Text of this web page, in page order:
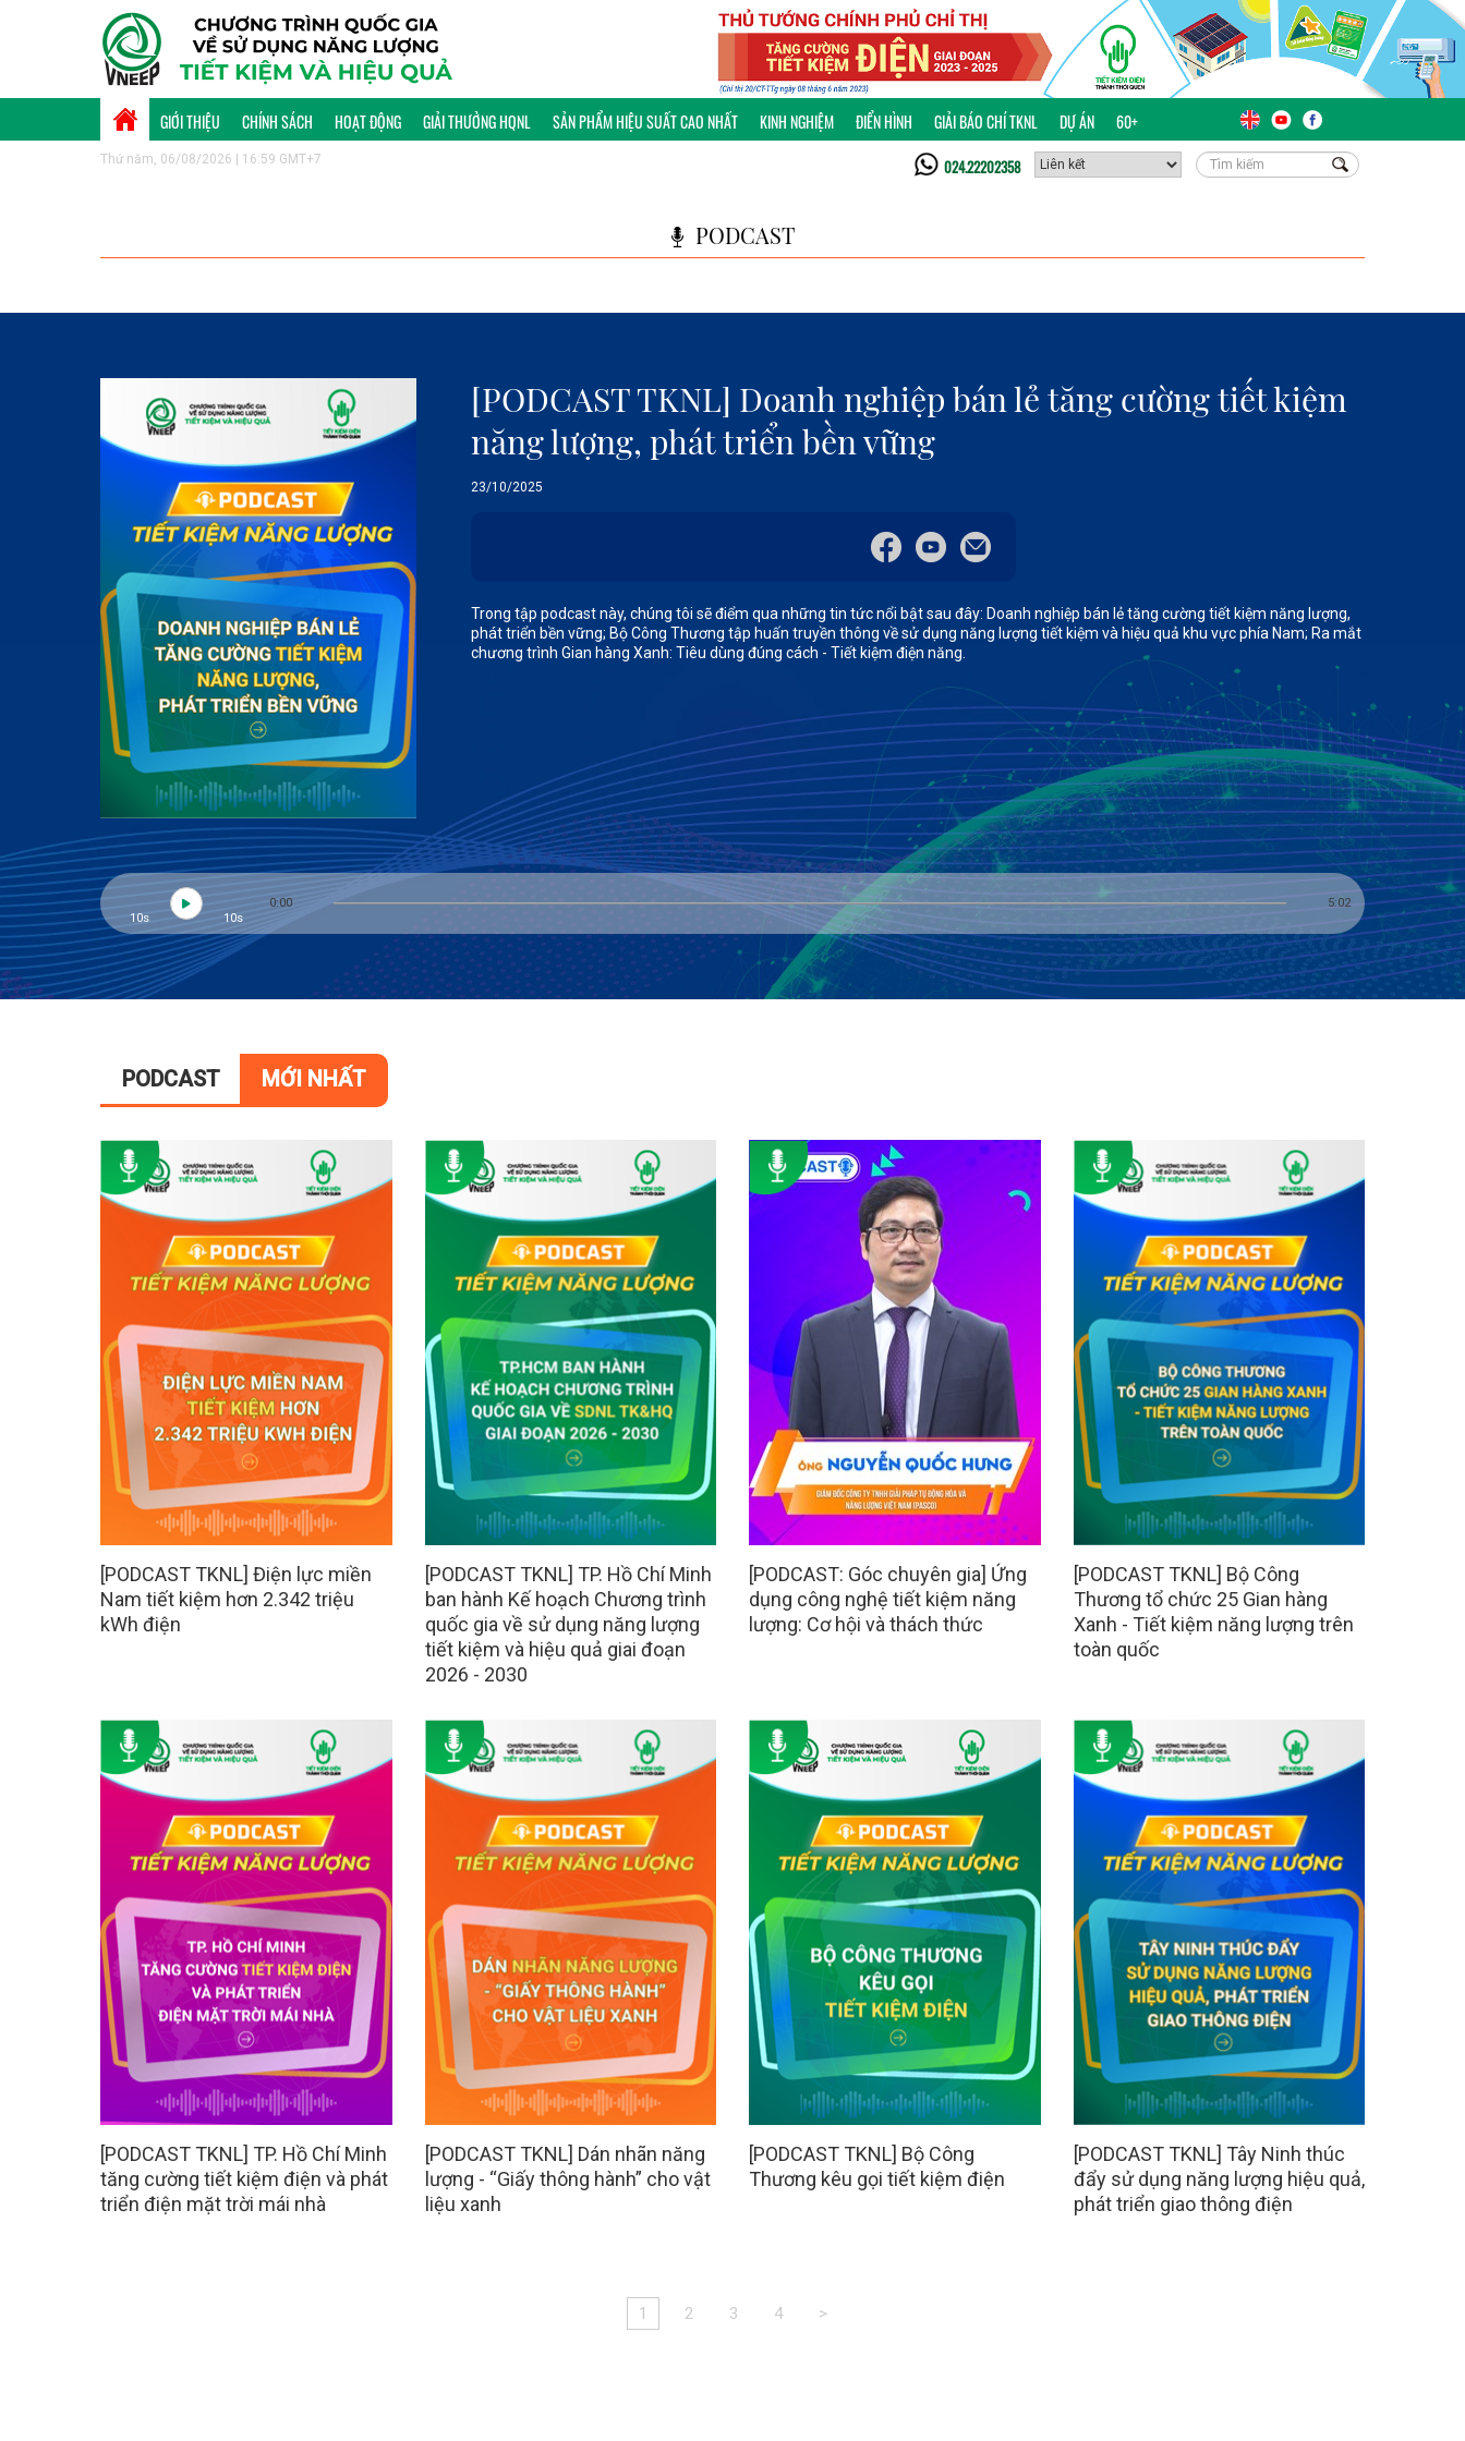
GIỚI THIỆU CHÍNH SÁCH HOẠT ĐỘNG GIẢI THƯỞNG HQNL SẢN PHẨM HIỆU SUẤT CAO NHẤT KINH NGHIỆM ĐIỂN HÌNH GIẢI BÁO CHÍ TKNL DỰ ÁN 60+
Thứ năm, 06/08/2026 | 16:59 GMT+7 024.22202358
PODCAST
[PODCAST TKNL] Doanh nghiệp bán lẻ tăng cường tiết kiệm
năng lượng, phát triển bền vững
23/10/2025
Trong tập podcast này, chúng tôi sẽ điểm qua những tin tức nổi bật sau đây: Doanh nghiệp bán lẻ tăng cường tiết kiệm năng lượng,
phát triển bền vững; Bộ Công Thương tập huấn truyền thông về sử dụng năng lượng tiết kiệm và hiệu quả khu vực phía Nam; Ra mắt
chương trình Gian hàng Xanh: Tiêu dùng đúng cách - Tiết kiệm điện năng.
10s 10s
0:00 5:02
PODCAST MỚI NHẤT
[PODCAST TKNL] Điện lực miền
Nam tiết kiệm hơn 2.342 triệu
kWh điện
[PODCAST TKNL] TP. Hồ Chí Minh
ban hành Kế hoạch Chương trình
quốc gia về sử dụng năng lượng
tiết kiệm và hiệu quả giai đoạn
2026 - 2030
[PODCAST: Góc chuyên gia] Ứng
dụng công nghệ tiết kiệm năng
lượng: Cơ hội và thách thức
[PODCAST TKNL] Bộ Công
Thương tổ chức 25 Gian hàng
Xanh - Tiết kiệm năng lượng trên
toàn quốc
[PODCAST TKNL] TP. Hồ Chí Minh
tăng cường tiết kiệm điện và phát
triển điện mặt trời mái nhà
[PODCAST TKNL] Dán nhãn năng
lượng - “Giấy thông hành” cho vật
liệu xanh
[PODCAST TKNL] Bộ Công
Thương kêu gọi tiết kiệm điện
[PODCAST TKNL] Tây Ninh thúc
đẩy sử dụng năng lượng hiệu quả,
phát triển giao thông điện
1 2 3 4 >